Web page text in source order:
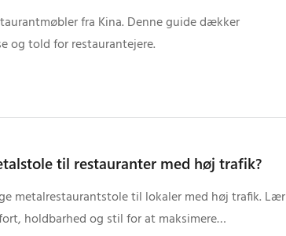
fra Kina. Denne guide dækker
og told for restaurantejere.
til restauranter med høj trafik?
metalrestaurantstole til lokaler med høj trafik. Lær
holdbarhed og stil for at maksimere